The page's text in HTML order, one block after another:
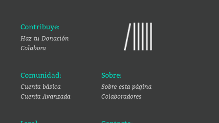
Contribuye:
Haz tu Donación
Colabora
Comunidad:
Cuenta básica
Cuenta Avanzada
Sobre:
Sobre esta página
Colaboradores